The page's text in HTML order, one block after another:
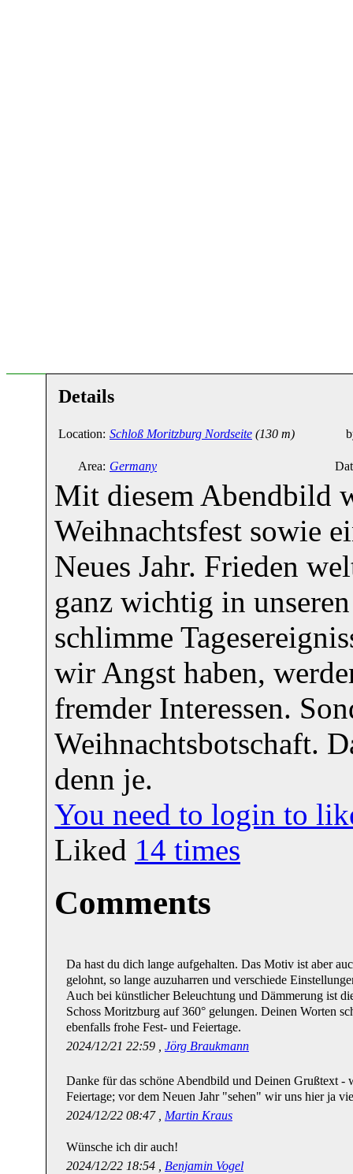
Details
Location: Schloß Moritzburg Nordseite (130 m)
Area: Germany
Mit diesem Abendbild
Weihnachtsfest sowie
Neues Jahr. Frieden
ganz wichtig in
schlimme
wir Angst haben,
fremder Interessen.
Weihnachtsbotschaft.
denn je.
You need to login to
Liked 14 times
Comments
Da hast du dich lange aufgehalten. Das Motiv ist aber
gelohnt, so lange auzuharren und verschiede
Auch bei künstlicher Beleuchtung und Dämmerung ist
Schoss Moritzburg auf 360° gelungen. Deinen Worten
ebenfalls frohe Fest- und Feiertage.
2024/12/21 22:59 , Jörg Braukmann
Danke für das schöne Abendbild und Deinen Grußtext -
Feiertage; vor dem Neuen Jahr "sehen" wir uns hier ja
2024/12/22 08:47 , Martin Kraus
Wünsche ich dir auch!
2024/12/22 18:54 , Benjamin Vogel